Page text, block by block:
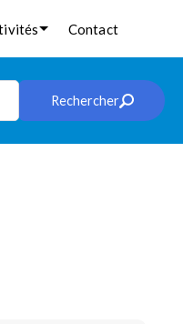
Contact
Rechercher